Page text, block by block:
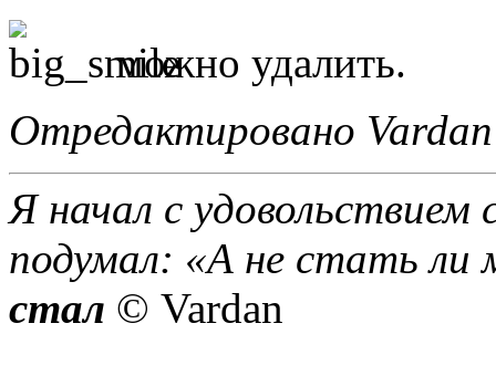
можно удалить.
Отредактировано
Я начал с
подумал: «А не стать ли
стал © Vardan